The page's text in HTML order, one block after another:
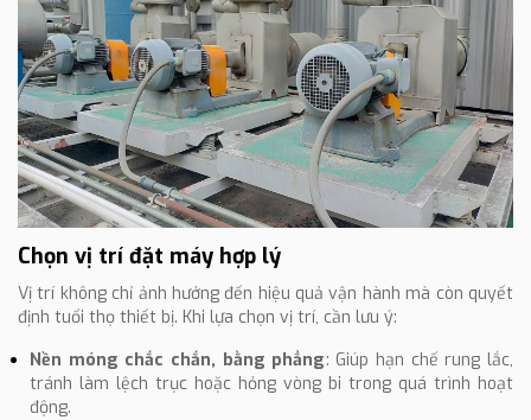
Chọn vị trí đặt máy hợp lý
Vị trí không chỉ ảnh hưởng đến hiệu quả vận hành mà còn quyết
định tuổi thọ thiết bị. Khi lựa chọn vị trí, cần lưu ý:
Nền móng chắc chắn, bằng phẳng: Giúp hạn chế rung lắc,
tránh làm lệch trục hoặc hỏng vòng bi trong quá trình hoạt
động.